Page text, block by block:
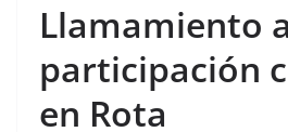
Llamamiento
participación
en Rota